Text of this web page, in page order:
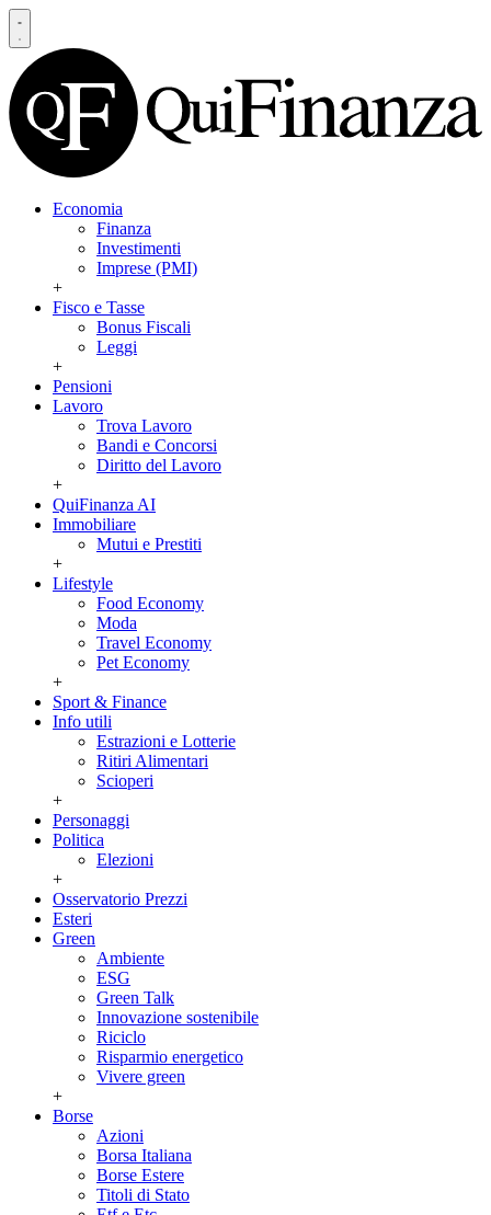
Economia
Finanza
Investimenti
Imprese (PMI)
+
Fisco e Tasse
Bonus Fiscali
Leggi
+
Pensioni
Lavoro
Trova Lavoro
Bandi e Concorsi
Diritto del Lavoro
+
QuiFinanza AI
Immobiliare
Mutui e Prestiti
+
Lifestyle
Food Economy
Moda
Travel Economy
Pet Economy
+
Sport & Finance
Info utili
Estrazioni e Lotterie
Ritiri Alimentari
Scioperi
+
Personaggi
Politica
Elezioni
+
Osservatorio Prezzi
Esteri
Green
Ambiente
ESG
Green Talk
Innovazione sostenibile
Riciclo
Risparmio energetico
Vivere green
+
Borse
Azioni
Borsa Italiana
Borse Estere
Titoli di Stato